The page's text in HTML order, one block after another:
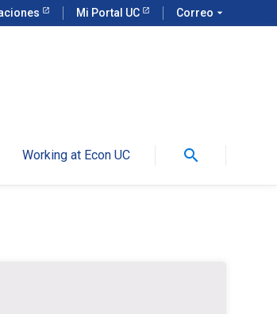
Mi Portal UC Correo arrow_drop_down
Working at Econ UC search